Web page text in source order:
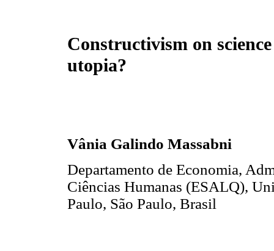
Constructivism on
utopia?
Vânia Galindo Massabni
Departamento de Economia,
Ciências Humanas (ESALQ),
Paulo, São Paulo, Brasil